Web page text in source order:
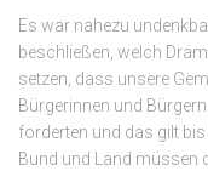
Es war nahezu
beschließen, welch
setzen, dass unsere
Bürgerinnen und
forderten und das gilt
Bund und Land müssen